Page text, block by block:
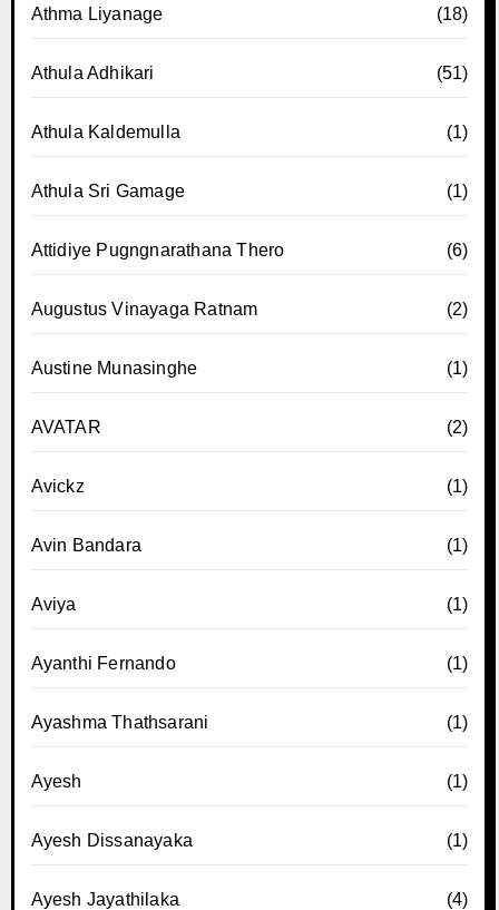
Athma Liyanage (18)
Athula Adhikari (51)
Athula Kaldemulla (1)
Athula Sri Gamage (1)
Attidiye Pugngnarathana Thero (6)
Augustus Vinayaga Ratnam (2)
Austine Munasinghe (1)
AVATAR (2)
Avickz (1)
Avin Bandara (1)
Aviya (1)
Ayanthi Fernando (1)
Ayashma Thathsarani (1)
Ayesh (1)
Ayesh Dissanayaka (1)
Ayesh Jayathilaka (4)